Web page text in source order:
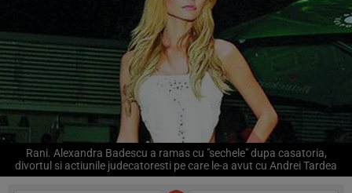
Rani. Alexandra Badescu a ramas cu "sechele" dupa casatoria,
divortul si actiunile judecatoresti pe care le-a avut cu Andrei Tardea